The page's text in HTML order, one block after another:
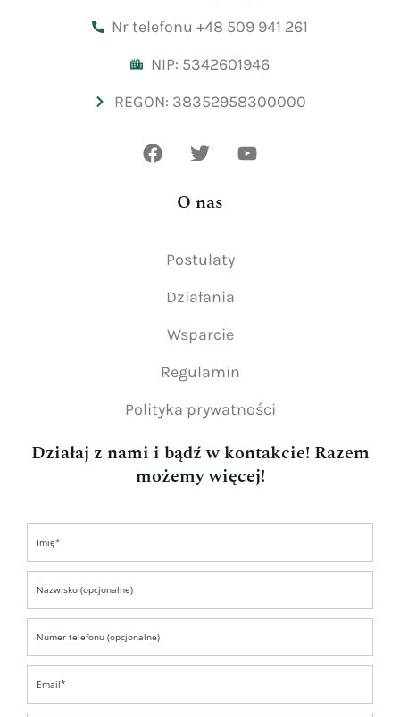
Nr telefonu +48 509 941 261
NIP: 5342601946
REGON: 38352958300000
O nas
Postulaty
Działania
Wsparcie
Regulamin
Polityka prywatności
Działaj z nami i bądź w kontakcie! Razem
możemy więcej!